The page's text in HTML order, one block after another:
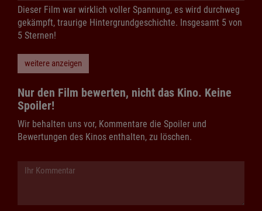
Dieser Film war wirklich voller Spannung, es wird durchweg
gekämpft, traurige Hintergrundgeschichte. Insgesamt 5 von
5 Sternen!
weitere anzeigen
Nur den Film bewerten, nicht das Kino. Keine
Spoiler!
Wir behalten uns vor, Kommentare die Spoiler und
Bewertungen des Kinos enthalten, zu löschen.